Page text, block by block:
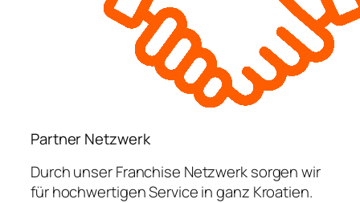
Partner Netzwerk
Durch unser Franchise Netzwerk sorgen wir
für hochwertigen Service in ganz Kroatien.